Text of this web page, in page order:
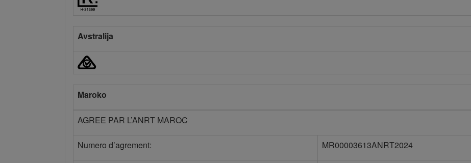
Avstralija
Maroko
AGREE PAR L’ANRT MAROC
Numero d’agrement: MR00003613ANRT2024